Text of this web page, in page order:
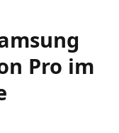
Pro im